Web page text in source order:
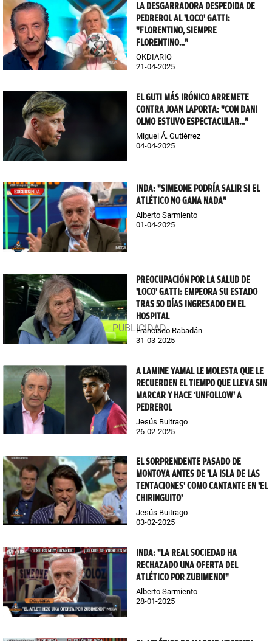
LA DESGARRADORA DESPEDIDA DE
PEDREROL AL 'LOCO' GATTI:
"FLORENTINO, SIEMPRE
FLORENTINO..."
OKDIARIO
21-04-2025
EL GUTI MÁS IRÓNICO ARREMETE
CONTRA JOAN LAPORTA: "CON DANI
OLMO ESTUVO ESPECTACULAR..."
Miguel Á. Gutiérrez
04-04-2025
INDA: "SIMEONE PODRÍA SALIR SI EL
ATLÉTICO NO GANA NADA"
Alberto Sarmiento
01-04-2025
PREOCUPACIÓN POR LA SALUD DE
'LOCO' GATTI: EMPEORA SU ESTADO
TRAS 50 DÍAS INGRESADO EN EL
HOSPITAL
Francisco Rabadán
31-03-2025
A LAMINE YAMAL LE MOLESTA QUE LE
RECUERDEN EL TIEMPO QUE LLEVA SIN
MARCAR Y HACE ‘UNFOLLOW' A
PEDREROL
Jesús Buitrago
26-02-2025
EL SORPRENDENTE PASADO DE
MONTOYA ANTES DE 'LA ISLA DE LAS
TENTACIONES' COMO CANTANTE EN 'EL
CHIRINGUITO'
Jesús Buitrago
03-02-2025
INDA: "LA REAL SOCIEDAD HA
RECHAZADO UNA OFERTA DEL
ATLÉTICO POR ZUBIMENDI"
Alberto Sarmiento
28-01-2025